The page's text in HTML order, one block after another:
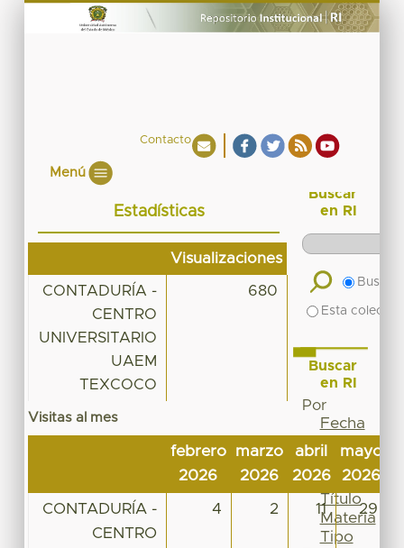
Contacto
Menú
Estadísticas
Visualizaciones
CONTADURÍA -
CENTRO
UNIVERSITARIO
UAEM
TEXCOCO
680
Visitas al mes
febrero
2026
marzo
2026
abril
2026
mayo
2026
CONTADURÍA -
CENTRO
4 2 11 29
Buscar
en RI
Buscar
Esta
Buscar
en RI
Por
Fecha
de
publicación
Autor
Título
Materia
Tipo